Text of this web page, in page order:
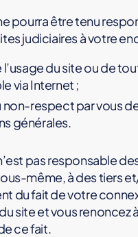
pourra être tenu
judiciaires à votre
l’usage du site ou de
via Internet ;
non-respect par vous
générales.
pas responsable
même, à des tiers
du fait de votre
site et vous renoncez
ce fait.